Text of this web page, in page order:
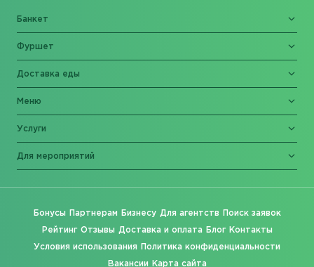
Банкет
Фуршет
Доставка еды
Меню
Услуги
Для мероприятий
Бонусы Партнерам Бизнесу Для агентств Поиск заявок
Рейтинг Отзывы Доставка и оплата Блог Контакты
Условия использования Политика конфиденциальности
Вакансии Карта сайта